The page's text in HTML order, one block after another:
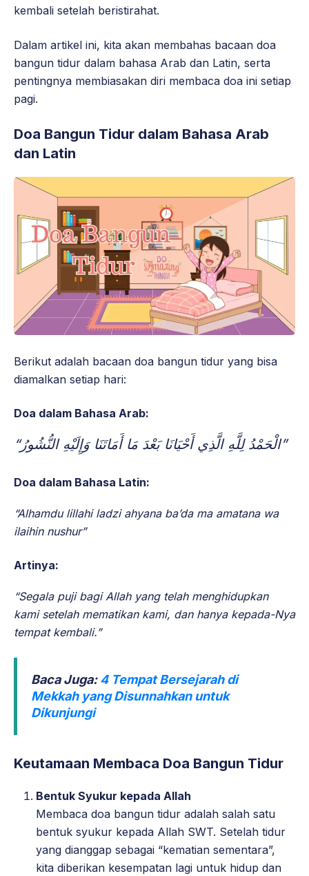
kembali setelah beristirahat.
Dalam artikel ini, kita akan membahas bacaan doa
bangun tidur dalam bahasa Arab dan Latin, serta
pentingnya membiasakan diri membaca doa ini setiap
pagi.
Doa Bangun Tidur dalam Bahasa Arab
dan Latin
Berikut adalah bacaan doa bangun tidur yang bisa
diamalkan setiap hari:
Doa dalam Bahasa Arab:
“الْحَمْدُ لِلَّهِ الَّذِي أَحْيَانَا بَعْدَ مَا أَمَاتَنَا وَإِلَيْهِ النُّشُورُ”
Doa dalam Bahasa Latin:
“Alhamdu lillahi ladzi ahyana ba’da ma amatana wa
ilaihin nushur”
Artinya:
“Segala puji bagi Allah yang telah menghidupkan
kami setelah mematikan kami, dan hanya kepada-Nya
tempat kembali.”
Baca Juga:4 Tempat Bersejarah di
Mekkah yang Disunnahkan untuk
Dikunjungi
Keutamaan Membaca Doa Bangun Tidur
Bentuk Syukur kepada Allah
Membaca doa bangun tidur adalah salah satu
bentuk syukur kepada Allah SWT. Setelah tidur
yang dianggap sebagai “kematian sementara”,
kita diberikan kesempatan lagi untuk hidup dan